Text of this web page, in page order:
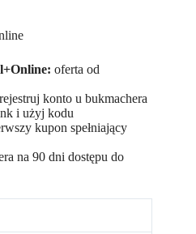
oferta od
konto u bukmachera
i użyj kodu
kupon spełniający
na 90 dni dostępu do